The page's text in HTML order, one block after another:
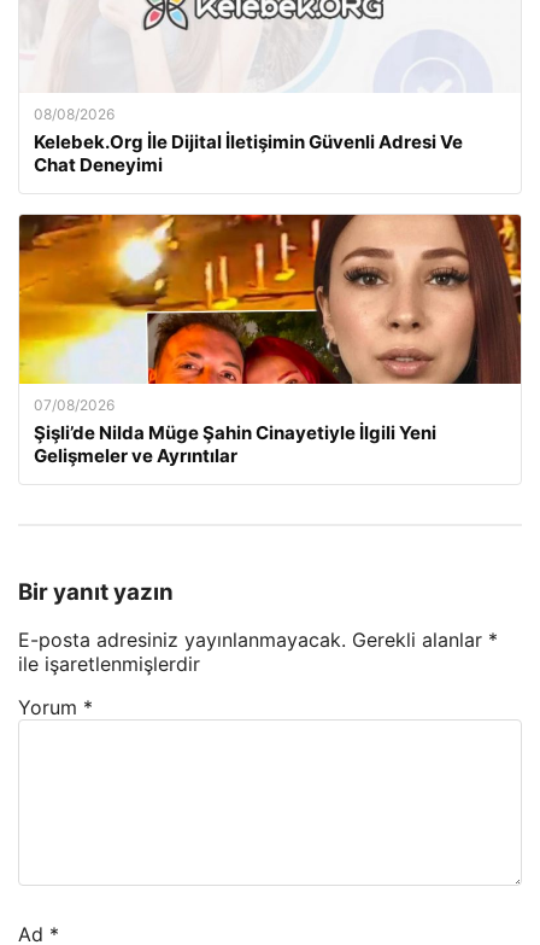
08/08/2026
Kelebek.Org İle Dijital İletişimin Güvenli Adresi Ve
Chat Deneyimi
07/08/2026
Şişli’de Nilda Müge Şahin Cinayetiyle İlgili Yeni
Gelişmeler ve Ayrıntılar
Bir yanıt yazın
E-posta adresiniz yayınlanmayacak. Gerekli alanlar *
ile işaretlenmişlerdir
Yorum *
Ad *